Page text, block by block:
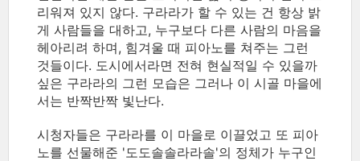
리워져 있지 않다. 구라라가 할 수 있는 건 항상 밝
게 사람들을 대하고, 누구보다 다른 사람의 마음을
헤아리려 하며, 힘겨울 때 피아노를 쳐주는 그런
것들이다. 도시에서라면 전혀 현실적일 수 있을까
싶은 구라라의 그런 모습은 그러나 이 시골 마을에
서는 반짝반짝 빛난다.
시청자들은 구라라를 이 마을로 이끌었고 또 피아
노를 선물해준 '도도솔솔라라솔'의 정체가 누구인